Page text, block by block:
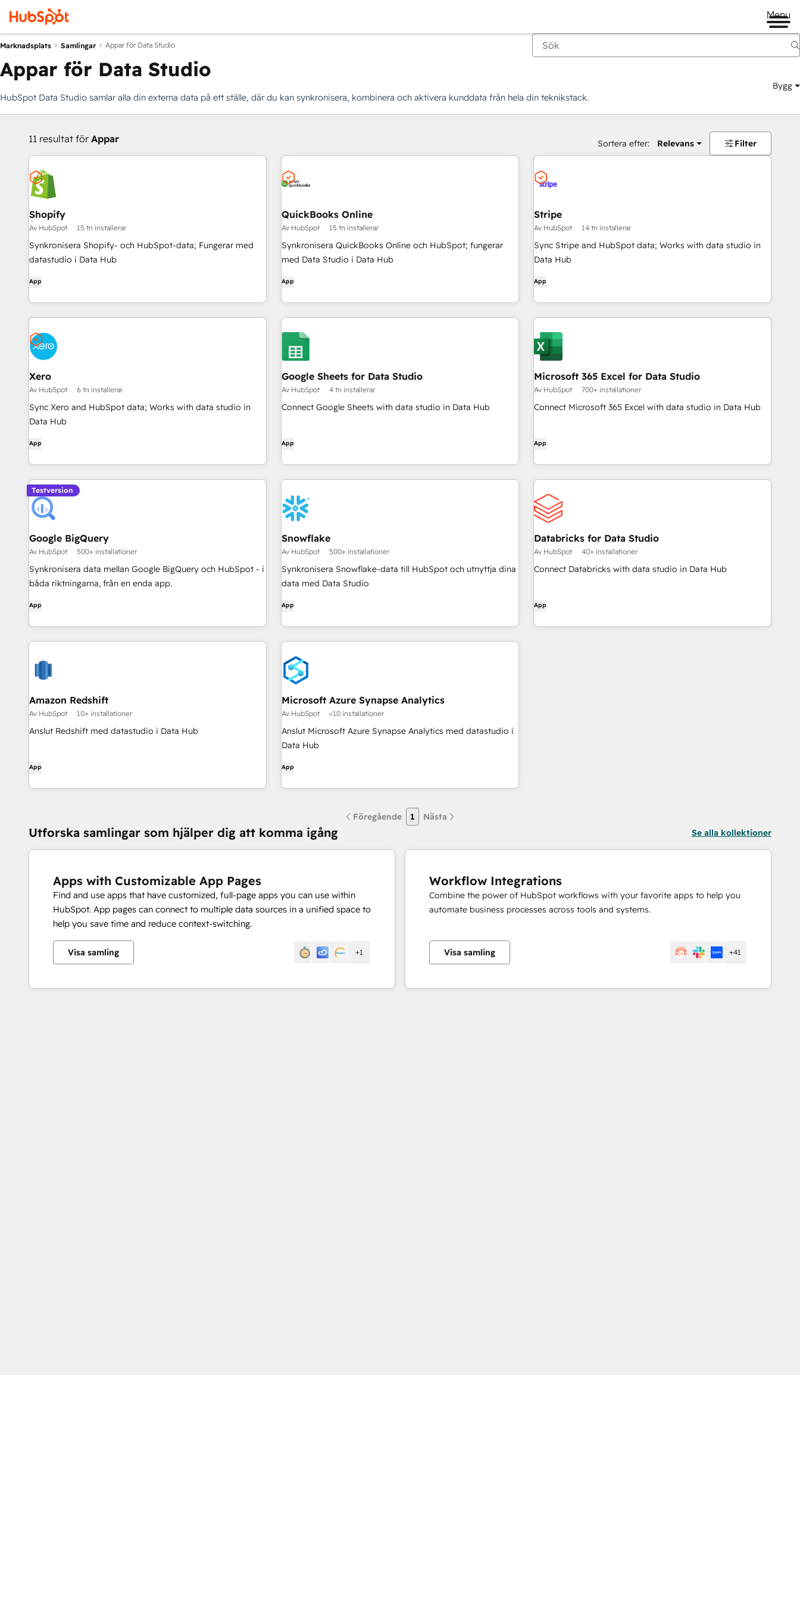
Menu
Marknadsplats Samlingar Appar för Data Studio
Appar för Data Studio
HubSpot Data Studio samlar alla din externa data på ett ställe, där du kan synkronisera, kombinera och aktivera kunddata från hela din teknikstack.
Bygg
11 resultat för Appar Sortera efter: Relevans Filter
Shopify
Av HubSpot 15 tn installerar
Synkronisera Shopify- och HubSpot-data; Fungerar med
datastudio i Data Hub
App
QuickBooks Online
Av HubSpot 15 tn installerar
Synkronisera QuickBooks Online och HubSpot; fungerar
med Data Studio i Data Hub
App
Stripe
Av HubSpot 14 tn installerar
Sync Stripe and HubSpot data; Works with data studio in
Data Hub
App
Xero
Av HubSpot 6 tn installerar
Sync Xero and HubSpot data; Works with data studio in
Data Hub
App
Google Sheets for Data Studio
Av HubSpot 4 tn installerar
Connect Google Sheets with data studio in Data Hub
App
Microsoft 365 Excel for Data Studio
Av HubSpot 700+ installationer
Connect Microsoft 365 Excel with data studio in Data Hub
App
Testversion
Google BigQuery
Av HubSpot 500+ installationer
Synkronisera data mellan Google BigQuery och HubSpot - i
båda riktningarna, från en enda app.
App
Snowflake
Av HubSpot 500+ installationer
Synkronisera Snowflake-data till HubSpot och utnyttja dina
data med Data Studio
App
Databricks for Data Studio
Av HubSpot 40+ installationer
Connect Databricks with data studio in Data Hub
App
Amazon Redshift
Av HubSpot 10+ installationer
Anslut Redshift med datastudio i Data Hub
App
Microsoft Azure Synapse Analytics
Av HubSpot <10 installationer
Anslut Microsoft Azure Synapse Analytics med datastudio i
Data Hub
App
Föregående 1 Nästa
Utforska samlingar som hjälper dig att komma igång Se alla kollektioner
Apps with Customizable App Pages
Find and use apps that have customized, full-page apps you can use within
HubSpot. App pages can connect to multiple data sources in a unified space to
help you save time and reduce context-switching.
Visa samling +1
Workflow Integrations
Combine the power of HubSpot workflows with your favorite apps to help you
automate business processes across tools and systems.
Visa samling +41